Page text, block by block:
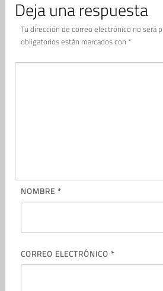
Deja una respuesta
Tu dirección de correo electrónico no será
obligatorios están marcados con *
NOMBRE *
CORREO ELECTRÓNICO *